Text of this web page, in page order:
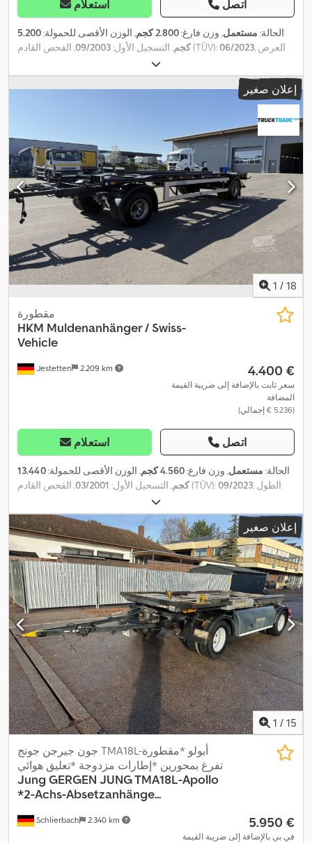
استعلام اتصل
الحالة: مستعمل, وزن فارغ:2.800 كجم , الوزن الأقصى للحمولة:5.200
كجم, التسجيل الأول:09/2003 , الفحص القادم (TÜV):06/2023, العرض
, تعليق:
مقاس الإطار الأمامي:285 / 70 R 19.5 / 8mm , الوزن التشغيلي:8.000
كجم, إعلان صغير
1 / 18
Jestetten 2.209 km
مقطورة
HKM Muldenanhänger / Swiss-
Vehicle
‏4.400 €
سعر ثابت بالإضافة إلى ضريبة القيمة
المضافة
(‏5.236 € إجمالي)
استعلام اتصل
الحالة: مستعمل, وزن فارغ:4.560 كجم , الوزن الأقصى للحمولة:13.440
كجم, التسجيل الأول: 03/2001 , الفحص القادم (TÜV):09/2023, الطول
25.500 مم
تعليق:هواء, مقاس الإطار: 265 / 70 R 19.5 / 12mm, مقاس الإطار
الأمامي:265 / 70 R 19.5 / 12mm , الوزن التشغيلي:18.000 كجم ,
إعلان صغير
1 / 15
Schlierbach 2.340 km
جون جيرجن جونج TMA18L-أبولو *مقطورة
تفرغ بمحورين *إطارات مزدوجة *تعليق هوائي
Jung GERGEN JUNG TMA18L-Apollo
*2-Achs-Absetzanhänge...
‏5.950 €
في بي بالإضافة إلى ضريبة القيمة